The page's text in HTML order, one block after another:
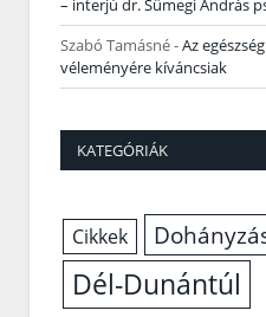
– interjú dr. Sümegi András
Szabó Tamásné-Az
véleményére kíváncsiak
KATEGÓRIÁK
Cikkek
Dél-Dunántúl